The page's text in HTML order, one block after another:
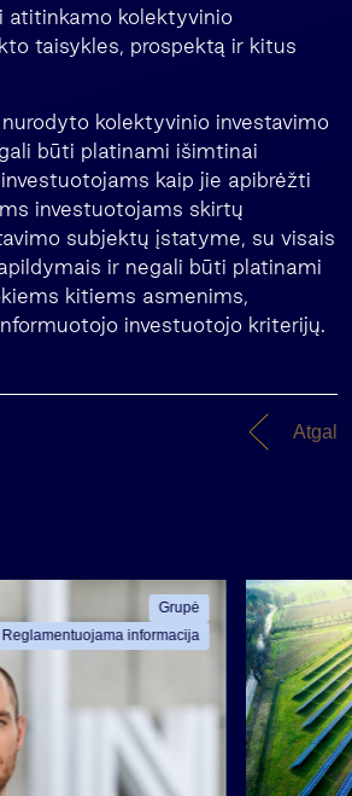
atitinkamo kolektyvinio
taisykles, prospektą ir kitus
kolektyvinio investavimo
būti platinami išimtinai
kaip jie apibrėžti
investuotojams skirtų
subjektų įstatyme, su visais
ir negali būti platinami
kitiems asmenims,
investuotojo kriterijų.
Atgal
Grupė
Reglamentuojama informacija